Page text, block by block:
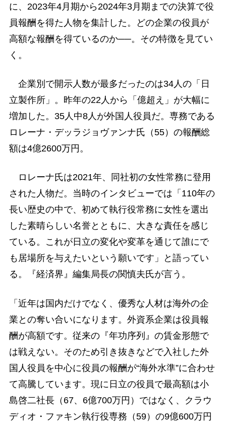
に、2023年4月期から2024年3月期までの決算で役
員報酬を得た人物を集計した。どの企業の役員が
高額な報酬を得ているのか──。その特徴を見てい
く。
企業別で開示人数が最多だったのは34人の「日
立製作所」。昨年の22人から「億超え」が大幅に
増加した。35人中8人が外国人役員だ。専務である
ロレーナ・デッラジョヴァンナ氏（55）の報酬総
額は4億2600万円。
ロレーナ氏は2021年、同社初の女性常務に登用
された人物だ。当時のインタビューでは「110年の
長い歴史の中で、初めて執行役常務に女性を選出
した素晴らしい名誉とともに、大きな責任を感じ
ている。これが日立の変化や変革を通じて誰にで
も居場所を与えたいという願いです」と語ってい
る。『経済界』編集局長の関慎夫氏が言う。
「近年は国内だけでなく、優秀な人材は海外の企
業との奪い合いになります。外資系企業は役員報
酬が高額です。従来の『年功序列』の賃金形態で
は戦えない。そのため引き抜きなどで入社した外
国人役員を中心に役員の報酬が“海外水準”に合わせ
て高騰しています。現に日立の役員で最高額は小
島啓二社長（67、6億700万円）ではなく、クラウ
ディオ・ファキン執行役専務（59）の9億600万円